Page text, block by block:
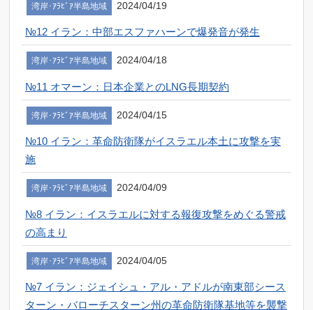
湾岸･ｱﾗﾋﾞｱ半島地域 2024/04/19
№12 イラン：中部エスファハーンで爆発音が発生
湾岸･ｱﾗﾋﾞｱ半島地域 2024/04/18
№11 オマーン：日本企業とのLNG長期契約
湾岸･ｱﾗﾋﾞｱ半島地域 2024/04/15
№10 イラン：革命防衛隊がイスラエル本土に攻撃を実
施
湾岸･ｱﾗﾋﾞｱ半島地域 2024/04/09
№8 イラン：イスラエルに対する報復攻撃をめぐる警戒
の高まり
湾岸･ｱﾗﾋﾞｱ半島地域 2024/04/05
№7 イラン：ジェイシュ・アル・アドルが南東部シース
ターン・バローチスターン州の革命防衛隊基地等を襲撃